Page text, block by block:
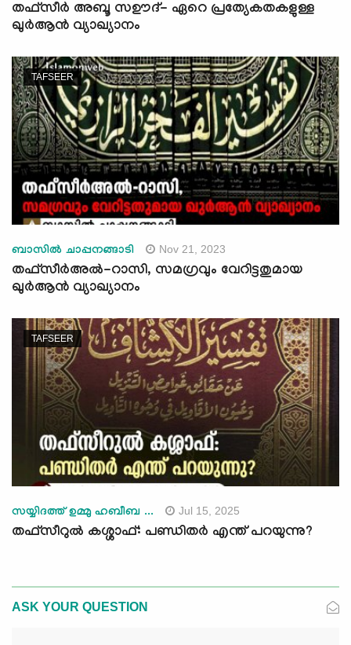
തഫ്സീർ അബൂ സഊദ്- ഏറെ പ്രത്യേകതകളുള്ള
ഖുര്‍ആന്‍ വ്യാഖ്യാനം
TAFSEER
ബാസില്‍ ചാപ്പനങ്ങാടി Nov 21, 2023
തഫ്സീർഅൽ-റാസി, സമഗ്രവും വേറിട്ടതുമായ
ഖുര്‍ആന്‍ വ്യാഖ്യാനം
TAFSEER
സയ്യിദത്ത് ഉമ്മു ഹബീബ ... Jul 15, 2025
തഫ്സീറുൽ കശ്ശാഫ്: പണ്ഡിതര്‍ എന്ത് പറയുന്നു?
ASK YOUR QUESTION